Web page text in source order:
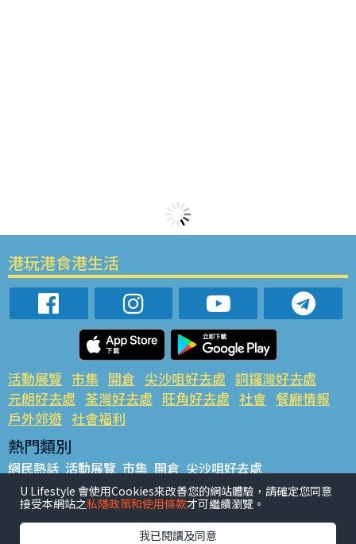
港玩港食港生活
活動展覽 市集 開倉 尖沙咀好去處 銅鑼灣好去處
元朗好去處 荃灣好去處 旺角好去處 社會 餐廳情報
戶外郊遊 社會福利
熱門類別
網民熱話 活動展覽 市集 開倉 尖沙咀好去處
銅鑼灣好去處 元朗好去處 荃灣好去處 旺角好去處 社會
餐廳情報 戶外郊遊
熱門標籤
U Lifestyle 會使用Cookies來改善您的網站體驗，請確定您同意
接受本網站之私隱政策和使用條款才可繼續瀏覽。
我已閱讀及同意